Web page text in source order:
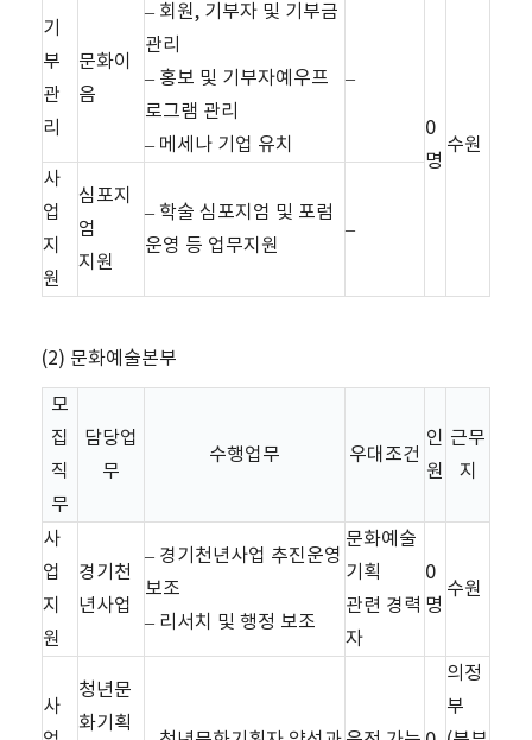
기
부
관
리
문화이
음
– 회원, 기부자 및 기부금
관리
– 홍보 및 기부자예우프
로그램 관리
– 메세나 기업 유치
–
0
명
수원
사
업
지
원
심포지
엄
지원
– 학술 심포지엄 및 포럼
운영 등 업무지원
–
(2) 문화예술본부
모
집
직
무
담당업
무
수행업무 우대조건
인
원
근무
지
사
업
지
원
경기천
년사업
– 경기천년사업 추진운영
보조
– 리서치 및 행정 보조
문화예술
기획
관련 경력
자
0
명
수원
사
청년문
화기획
의정
부